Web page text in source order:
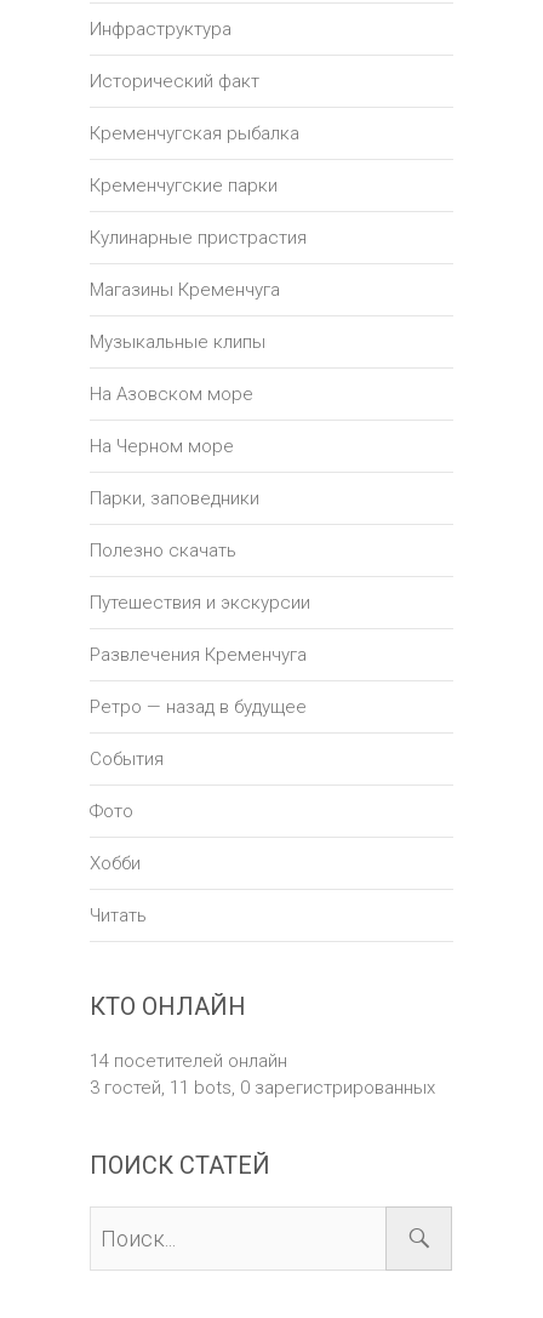
Инфраструктура
Исторический факт
Кременчугская рыбалка
Кременчугские парки
Кулинарные пристрастия
Магазины Кременчуга
Музыкальные клипы
На Азовском море
На Черном море
Парки, заповедники
Полезно скачать
Путешествия и экскурсии
Развлечения Кременчуга
Ретро — назад в будущее
События
Фото
Хобби
Читать
КТО ОНЛАЙН
14 посетителей онлайн
3 гостей, 11 bots, 0 зарегистрированных
ПОИСК СТАТЕЙ